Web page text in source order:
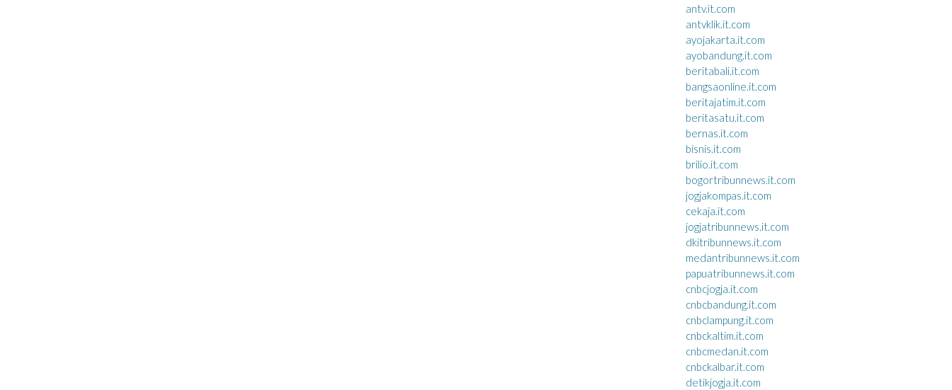
antv.it.com
antvklik.it.com
ayojakarta.it.com
ayobandung.it.com
beritabali.it.com
bangsaonline.it.com
beritajatim.it.com
beritasatu.it.com
bernas.it.com
bisnis.it.com
brilio.it.com
bogortribunnews.it.com
jogjakompas.it.com
cekaja.it.com
jogjatribunnews.it.com
dkitribunnews.it.com
medantribunnews.it.com
papuatribunnews.it.com
cnbcjogja.it.com
cnbcbandung.it.com
cnbclampung.it.com
cnbckaltim.it.com
cnbcmedan.it.com
cnbckalbar.it.com
detikjogja.it.com